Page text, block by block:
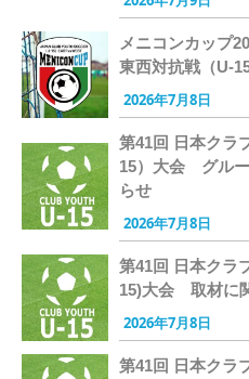
メニコンカップ
東西対抗戦（U-
2026年7月8日
第41回 日本クラ
15）大会 グル
らせ
2026年7月8日
第41回 日本クラ
15)大会 取材に
2026年7月8日
第41回 日本クラ